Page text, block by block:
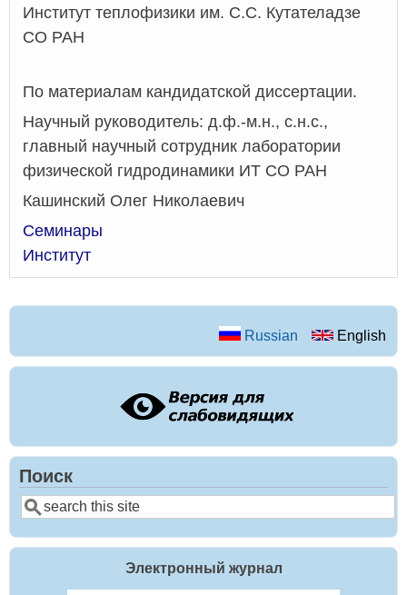
Институт теплофизики им. С.С. Кутателадзе
СО РАН
По материалам кандидатской диссертации.
Научный руководитель: д.ф.-м.н., с.н.с.,
главный научный сотрудник лаборатории
физической гидродинамики ИТ СО РАН
Кашинский Олег Николаевич
Семинары
Институт
Russian English
Поиск
Search
Электронный журнал